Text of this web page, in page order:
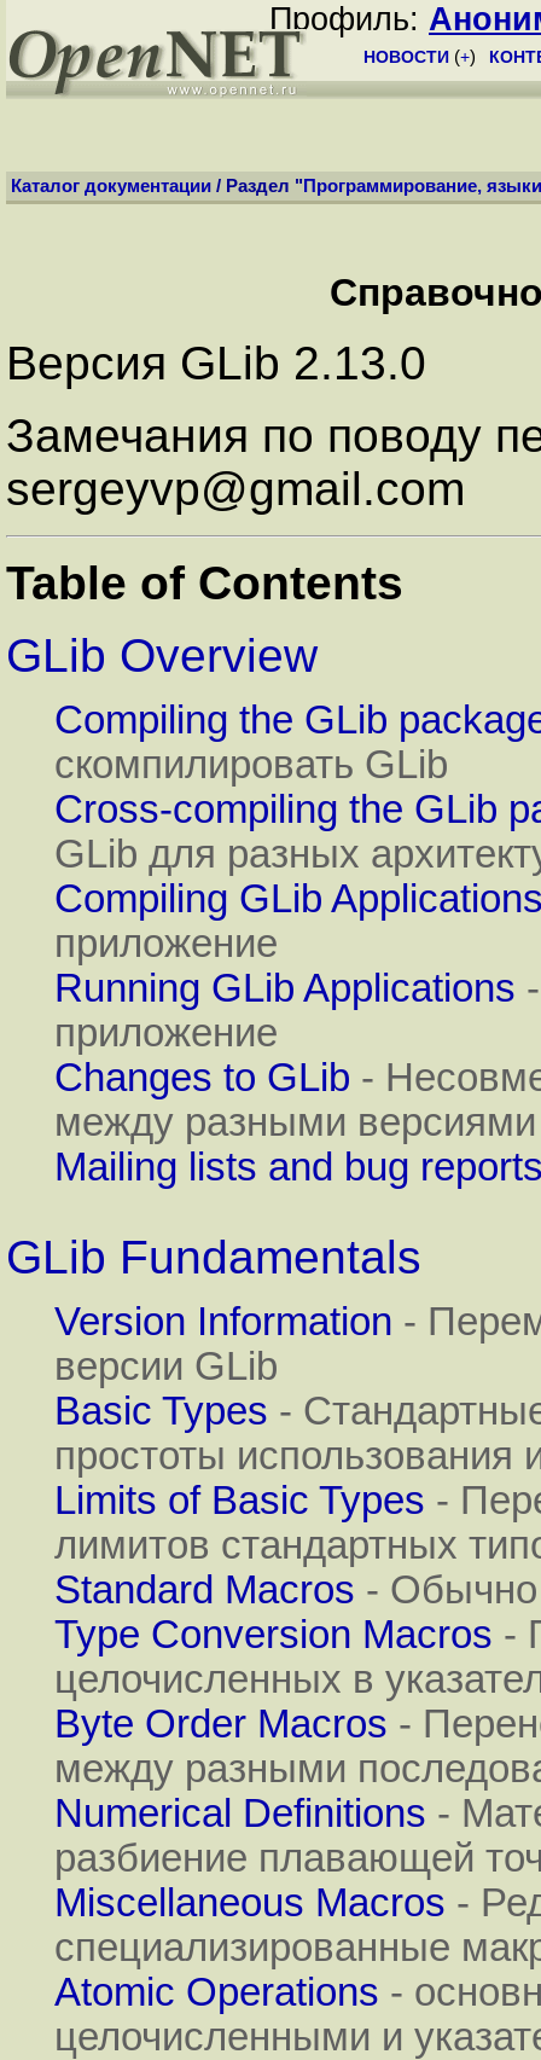
Профиль:
НОВОСТИ (+)
Каталог документации / Раздел " Программирование, языки
Версия GLib 2.13.0
Замечания по поводу
sergeyvp@gmail.com
Table of Contents
GLib Overview
Compiling the GLib
скомпилировать GLib
Cross-compiling the GLib
GLib для разных
Compiling GLib
приложение
Running GLib Applications
приложение
Changes to GLib -
между разными
Mailing lists and bug
GLib Fundamentals
Version Information -
версии GLib
Basic Types -
простоты использования
Limits of Basic Types -
лимитов стандартных
Standard Macros - Обычно
Type Conversion Macros -
целочисленных в
Byte Order Macros -
между разными
Numerical Definitions -
разбиение плавающей
Miscellaneous Macros -
специализированные
Atomic Operations -
целочисленными и